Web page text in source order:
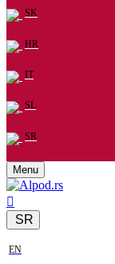
SK
HR
IT
SL
SR
Menu
SR
EN